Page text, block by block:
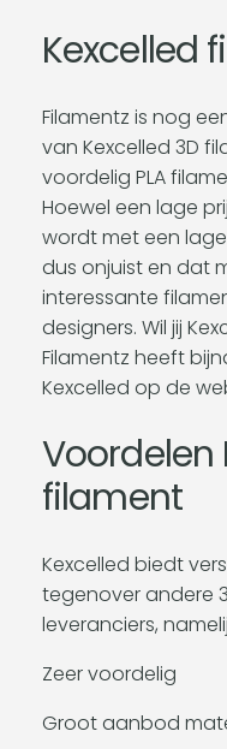
Kexcelled
Filamentz is nog
van Kexcelled 3D
voordelig PLA
Hoewel een lage
wordt met een
dus onjuist en dat
interessante
designers. Wil jij
Filamentz heeft
Kexcelled op de
Voordelen
filament
Kexcelled biedt
tegenover andere
leveranciers,
Zeer voordelig
Groot aanbod